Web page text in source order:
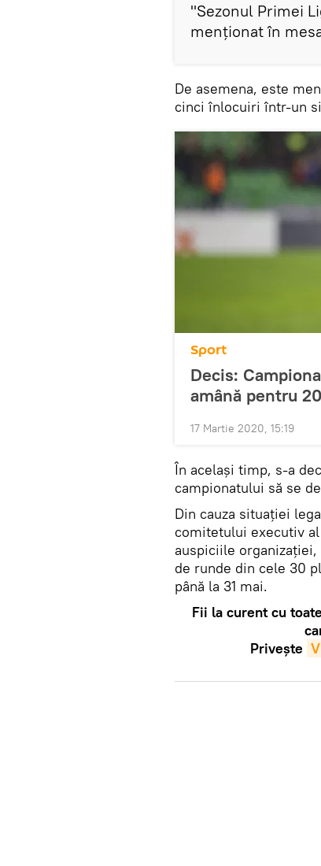
"Sezonul Primei
menționat în
De asemena, este
cinci înlocuiri într-un
Sport
Decis:
amână pentru
17 Martie 2020, 15:19
În același timp, s-a
campionatului să se
Din cauza situației
comitetului executiv
auspiciile
de runde din cele 30
până la 31 mai.
Fii la curent cu toate
Privește